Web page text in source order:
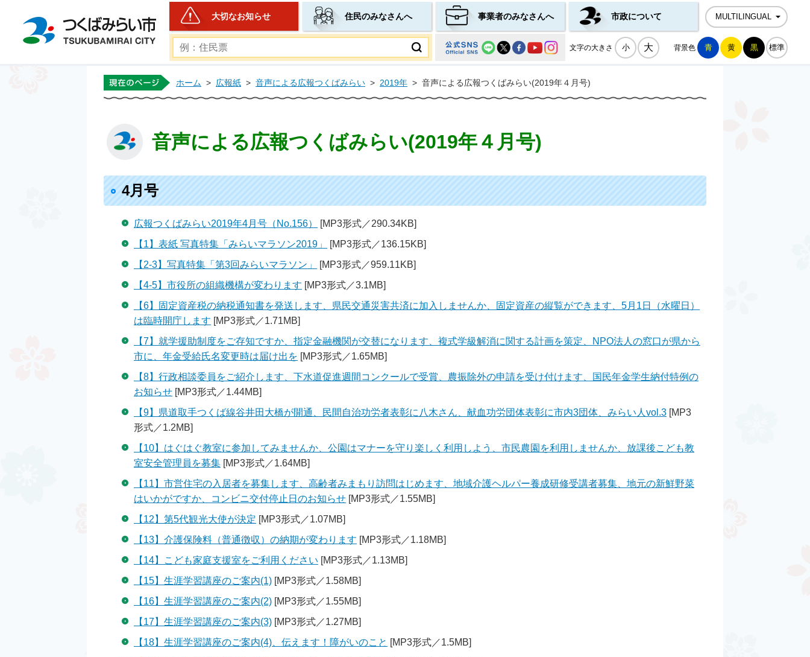
つくばみらい市公式ホームページ
大切なお知らせ 住民のみなさんへ 事業者のみなさんへ 市政について MULTILINGUAL
文字の大きさ 小 大 背景色 青 黄 黒 標準
ホーム > 広報紙 > 音声による広報つくばみらい > 2019年 > 音声による広報つくばみらい(2019年４月号)
音声による広報つくばみらい(2019年４月号)
4月号
広報つくばみらい2019年4月号（No.156）
[MP3形式／290.34KB]
【1】表紙 写真特集「みらいマラソン2019」
[MP3形式／136.15KB]
【2-3】写真特集「第3回みらいマラソン」
[MP3形式／959.11KB]
【4-5】市役所の組織機構が変わります [MP3形式／3.1MB]
【6】固定資産税の納税通知書を発送します、県民交通災害共済に加入しませんか、固定資産の縦覧ができます、5月1日（水曜日）
は臨時開庁します [MP3形式／1.71MB]
【7】就学援助制度をご存知ですか、指定金融機関が交替になります、複式学級解消に関する計画を策定、NPO法人の窓口が県から
市に、年金受給氏名変更時は届け出を [MP3形式／1.65MB]
【8】行政相談委員をご紹介します、下水道促進週間コンクールで受賞、農振除外の申請を受け付けます、国民年金学生納付特例の
お知らせ [MP3形式／1.44MB]
【9】県道取手つくば線谷井田大橋が開通、民間自治功労者表彰に八木さん、献血功労団体表彰に市内3団体、みらい人vol.3 [MP3
形式／1.2MB]
【10】はぐはぐ教室に参加してみませんか、公園はマナーを守り楽しく利用しよう、市民農園を利用しませんか、放課後こども教
室安全管理員を募集 [MP3形式／1.64MB]
【11】市営住宅の入居者を募集します、高齢者みまもり訪問はじめます、地域介護ヘルパー養成研修受講者募集、地元の新鮮野菜
はいかがですか、コンビニ交付停止日のお知らせ [MP3形式／1.55MB]
【12】第5代観光大使が決定 [MP3形式／1.07MB]
【13】介護保険料（普通徴収）の納期が変わります [MP3形式／1.18MB]
【14】こども家庭支援室をご利用ください [MP3形式／1.13MB]
【15】生涯学習講座のご案内(1) [MP3形式／1.58MB]
【16】生涯学習講座のご案内(2) [MP3形式／1.55MB]
【17】生涯学習講座のご案内(3) [MP3形式／1.27MB]
【18】生涯学習講座のご案内(4)、伝えます！障がいのこと [MP3形式／1.5MB]